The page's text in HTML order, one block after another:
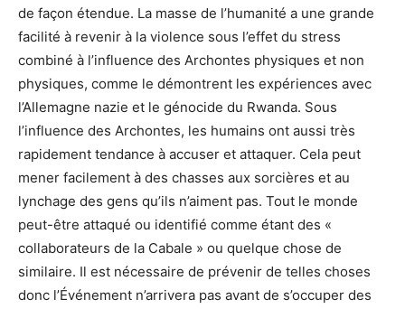
de façon étendue. La masse de l’humanité a une grande
facilité à revenir à la violence sous l’effet du stress
combiné à l’influence des Archontes physiques et non
physiques, comme le démontrent les expériences avec
l’Allemagne nazie et le génocide du Rwanda. Sous
l’influence des Archontes, les humains ont aussi très
rapidement tendance à accuser et attaquer. Cela peut
mener facilement à des chasses aux sorcières et au
lynchage des gens qu’ils n’aiment pas. Tout le monde
peut-être attaqué ou identifié comme étant des «
collaborateurs de la Cabale » ou quelque chose de
similaire. Il est nécessaire de prévenir de telles choses
donc l’Événement n’arrivera pas avant de s’occuper des